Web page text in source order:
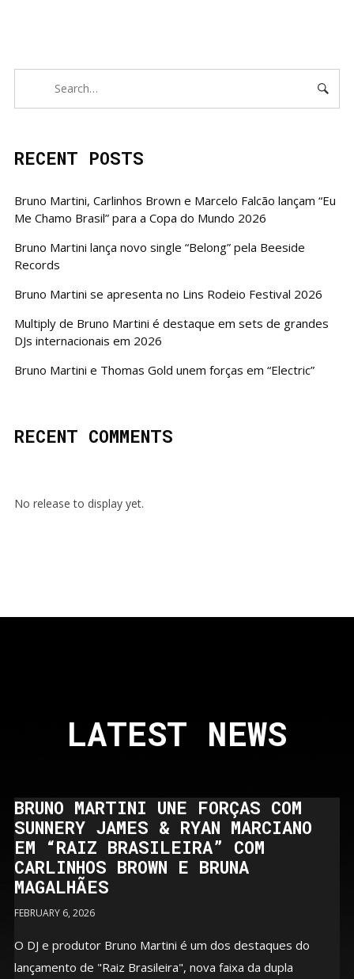
RECENT POSTS
Bruno Martini, Carlinhos Brown e Marcelo Falcão lançam “Eu
Me Chamo Brasil” para a Copa do Mundo 2026
Bruno Martini lança novo single “Belong” pela Beeside
Records
Bruno Martini se apresenta no Lins Rodeio Festival 2026
Multiply de Bruno Martini é destaque em sets de grandes
DJs internacionais em 2026
Bruno Martini e Thomas Gold unem forças em “Electric”
RECENT COMMENTS
No release to display yet.
LATEST NEWS
BRUNO MARTINI UNE FORÇAS COM
SUNNERY JAMES & RYAN MARCIANO
EM “RAIZ BRASILEIRA” COM
CARLINHOS BROWN E BRUNA
MAGALHÃES
FEBRUARY 6, 2026
O DJ e produtor Bruno Martini é um dos destaques do
lançamento de "Raiz Brasileira", nova faixa da dupla